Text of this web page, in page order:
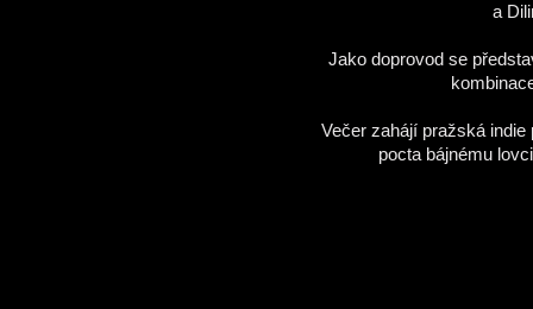
a
Jako doprovod se
Večer zahájí pražská indie
pocta bájnému